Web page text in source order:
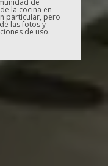
la cocina en
particular, pero
las fotos y
de uso.